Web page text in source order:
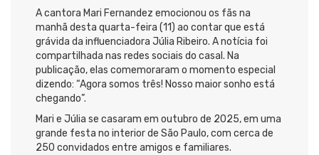
A cantora Mari Fernandez emocionou os fãs na
manhã desta quarta-feira (11) ao contar que está
grávida da influenciadora Júlia Ribeiro. A notícia foi
compartilhada nas redes sociais do casal. Na
publicação, elas comemoraram o momento especial
dizendo: “Agora somos três! Nosso maior sonho está
chegando”.
Mari e Júlia se casaram em outubro de 2025, em uma
grande festa no interior de São Paulo, com cerca de
250 convidados entre amigos e familiares.